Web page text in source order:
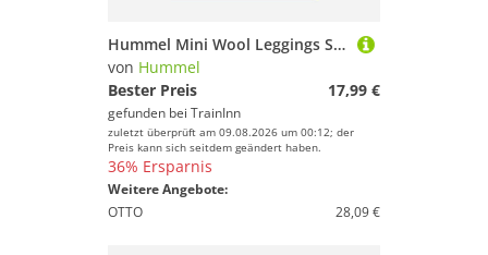
Hummel Mini Wool Leggings Schwarz 68 cm Kinder
von Hummel
Bester Preis
17,99 €
gefunden bei TrainInn
zuletzt überprüft am 09.08.2026 um 00:12; der
Preis kann sich seitdem geändert haben.
36% Ersparnis
Weitere Angebote:
OTTO
28,09 €